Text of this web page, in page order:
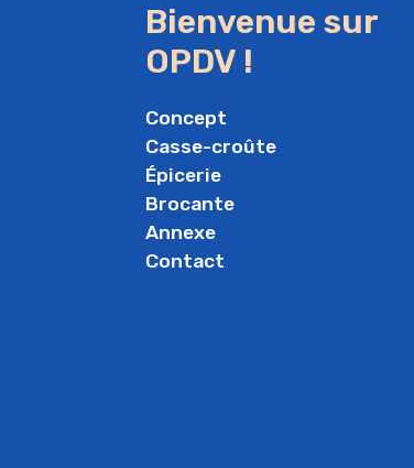
Bienvenue sur
OPDV !
Concept
Casse-croûte
Épicerie
Brocante
Annexe
Contact